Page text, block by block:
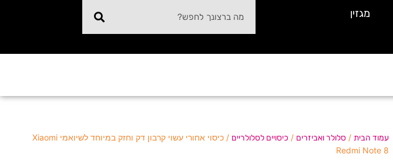
מגזין
עמוד הבית / סלולר ואביזרים / כיסויים לסלולריים
/ כיסוי אחורי עשוי קרבון דק וחזק במיוחד לשיואמי Xiaomi
Redmi Note 8